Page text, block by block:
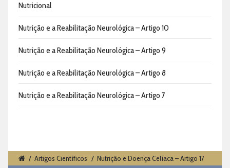
Nutricional
Nutrição e a Reabilitação Neurológica – Artigo 10
Nutrição e a Reabilitação Neurológica – Artigo 9
Nutrição e a Reabilitação Neurológica – Artigo 8
Nutrição e a Reabilitação Neurológica – Artigo 7
/ Artigos Científicos / Nutrição e Doença Celíaca – Artigo 17